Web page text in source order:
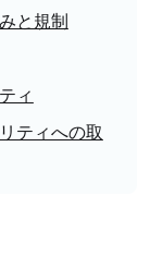
と規制
ィ
ティへの取